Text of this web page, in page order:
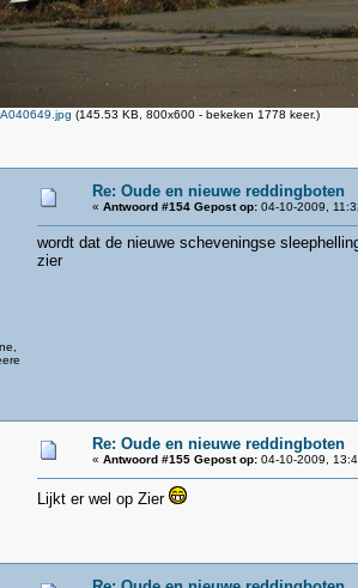
(145.53 KB, 800x600 - bekeken 1778 keer.)
Re: Oude en nieuwe reddingboten
« Antwoord #154 Gepost op: 04-10-2009,
wordt dat de nieuwe scheveningse
zier
Re: Oude en nieuwe reddingboten
« Antwoord #155 Gepost op: 04-10-2009,
Lijkt er wel op Zier